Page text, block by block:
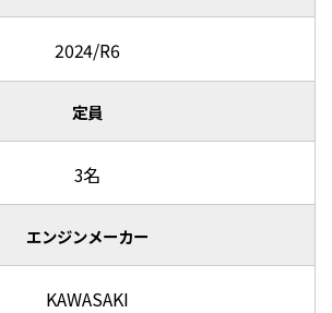
2024/R6
定員
3名
エンジンメーカー
KAWASAKI